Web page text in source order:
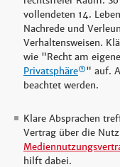
vollendeten 14.
Nachrede und
Verhaltensweisen.
wie "Recht am
Privatsphäre
" auf.
beachtet werden.
Klare Absprachen
Vertrag über die
hilft dabei.